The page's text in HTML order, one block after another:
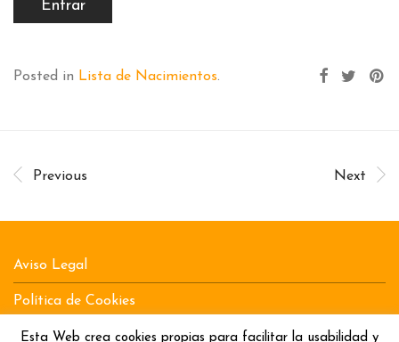
Posted in Lista de Nacimientos.
Previous Next
Aviso Legal
Política de Cookies
Política de Privacidad
Esta Web crea cookies propias para facilitar la usabilidad y